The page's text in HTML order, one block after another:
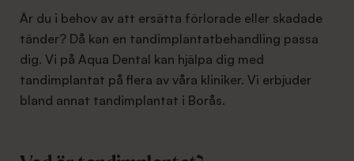
Är du i behov av att ersätta förlorade eller skadade
tänder? Då kan en tandimplantatbehandling passa
dig. Vi på Aqua Dental kan hjälpa dig med
tandimplantat på flera av våra kliniker. Vi erbjuder
bland annat tandimplantat i Borås.